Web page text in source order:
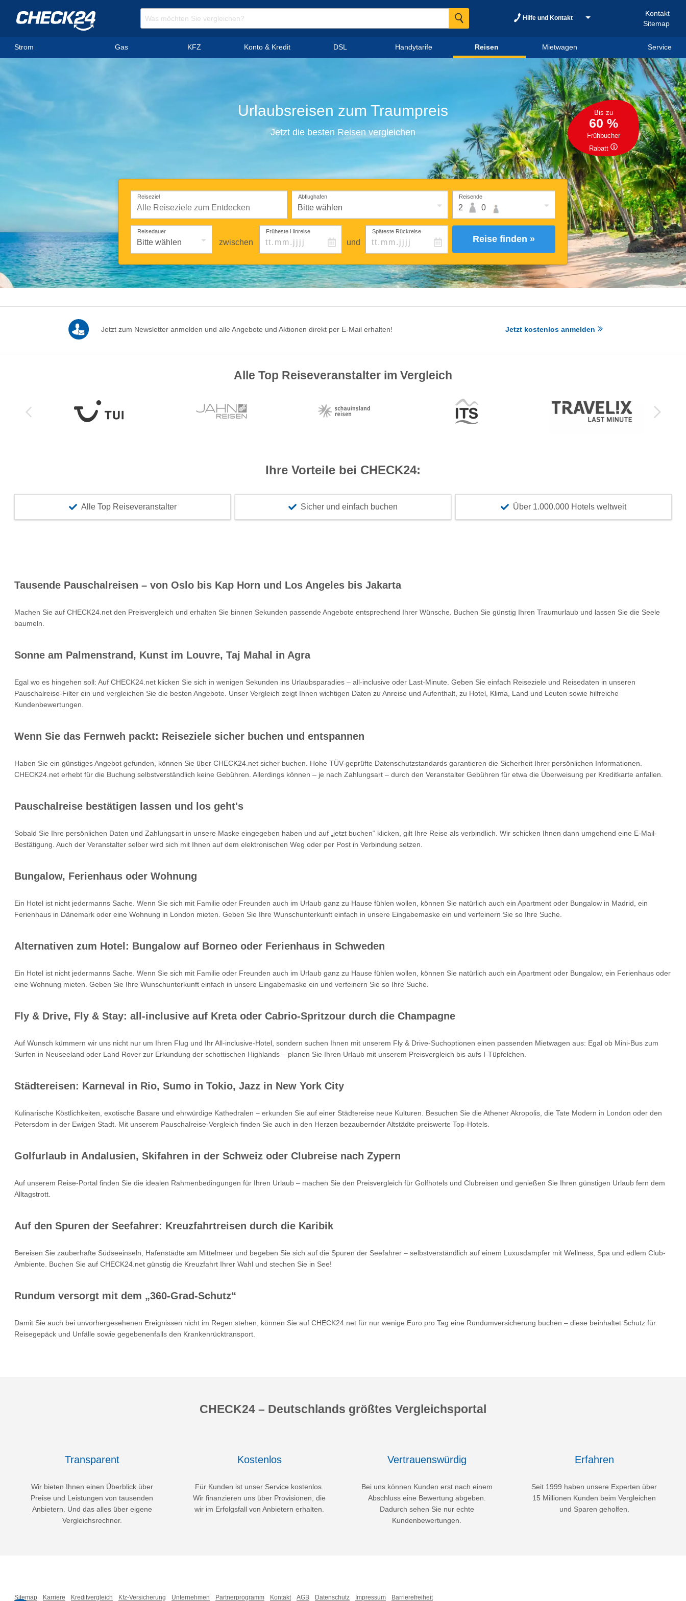
Hilfe und Kontakt
Kontakt
Sitemap
Strom Gas KFZ Konto & Kredit DSL Handytarife Reisen Mietwagen Service
Urlaubsreisen zum Traumpreis
Jetzt die besten Reisen vergleichen
Bis zu
60 %
Frühbucher
Rabatt
Reiseziel Abflughafen Reisende
Reisedauer
zwischen
Früheste Hinreise
und
Späteste Rückreise
Reise finden »
Jetzt zum Newsletter anmelden und alle Angebote und Aktionen direkt per E-Mail erhalten! Jetzt kostenlos anmelden
Alle Top Reiseveranstalter im Vergleich
Ihre Vorteile bei CHECK24:
Alle Top Reiseveranstalter Sicher und einfach buchen Über 1.000.000 Hotels weltweit
Tausende Pauschalreisen – von Oslo bis Kap Horn und Los Angeles bis Jakarta
Machen Sie auf CHECK24.net den Preisvergleich und erhalten Sie binnen Sekunden passende Angebote entsprechend Ihrer Wünsche. Buchen Sie günstig Ihren Traumurlaub und lassen Sie die Seele
baumeln.
Sonne am Palmenstrand, Kunst im Louvre, Taj Mahal in Agra
Egal wo es hingehen soll: Auf CHECK24.net klicken Sie sich in wenigen Sekunden ins Urlaubsparadies – all-inclusive oder Last-Minute. Geben Sie einfach Reiseziele und Reisedaten in unseren
Pauschalreise-Filter ein und vergleichen Sie die besten Angebote. Unser Vergleich zeigt Ihnen wichtigen Daten zu Anreise und Aufenthalt, zu Hotel, Klima, Land und Leuten sowie hilfreiche
Kundenbewertungen.
Wenn Sie das Fernweh packt: Reiseziele sicher buchen und entspannen
Haben Sie ein günstiges Angebot gefunden, können Sie über CHECK24.net sicher buchen. Hohe TÜV-geprüfte Datenschutzstandards garantieren die Sicherheit Ihrer persönlichen Informationen.
CHECK24.net erhebt für die Buchung selbstverständlich keine Gebühren. Allerdings können – je nach Zahlungsart – durch den Veranstalter Gebühren für etwa die Überweisung per Kreditkarte anfallen.
Pauschalreise bestätigen lassen und los geht's
Sobald Sie Ihre persönlichen Daten und Zahlungsart in unsere Maske eingegeben haben und auf „jetzt buchen“ klicken, gilt Ihre Reise als verbindlich. Wir schicken Ihnen dann umgehend eine E-Mail-
Bestätigung. Auch der Veranstalter selber wird sich mit Ihnen auf dem elektronischen Weg oder per Post in Verbindung setzen.
Bungalow, Ferienhaus oder Wohnung
Ein Hotel ist nicht jedermanns Sache. Wenn Sie sich mit Familie oder Freunden auch im Urlaub ganz zu Hause fühlen wollen, können Sie natürlich auch ein Apartment oder Bungalow in Madrid, ein
Ferienhaus in Dänemark oder eine Wohnung in London mieten. Geben Sie Ihre Wunschunterkunft einfach in unsere Eingabemaske ein und verfeinern Sie so Ihre Suche.
Alternativen zum Hotel: Bungalow auf Borneo oder Ferienhaus in Schweden
Ein Hotel ist nicht jedermanns Sache. Wenn Sie sich mit Familie oder Freunden auch im Urlaub ganz zu Hause fühlen wollen, können Sie natürlich auch ein Apartment oder Bungalow, ein Ferienhaus oder
eine Wohnung mieten. Geben Sie Ihre Wunschunterkunft einfach in unsere Eingabemaske ein und verfeinern Sie so Ihre Suche.
Fly & Drive, Fly & Stay: all-inclusive auf Kreta oder Cabrio-Spritzour durch die Champagne
Auf Wunsch kümmern wir uns nicht nur um Ihren Flug und Ihr All-inclusive-Hotel, sondern suchen Ihnen mit unserem Fly & Drive-Suchoptionen einen passenden Mietwagen aus: Egal ob Mini-Bus zum
Surfen in Neuseeland oder Land Rover zur Erkundung der schottischen Highlands – planen Sie Ihren Urlaub mit unserem Preisvergleich bis aufs I-Tüpfelchen.
Städtereisen: Karneval in Rio, Sumo in Tokio, Jazz in New York City
Kulinarische Köstlichkeiten, exotische Basare und ehrwürdige Kathedralen – erkunden Sie auf einer Städtereise neue Kulturen. Besuchen Sie die Athener Akropolis, die Tate Modern in London oder den
Petersdom in der Ewigen Stadt. Mit unserem Pauschalreise-Vergleich finden Sie auch in den Herzen bezaubernder Altstädte preiswerte Top-Hotels.
Golfurlaub in Andalusien, Skifahren in der Schweiz oder Clubreise nach Zypern
Auf unserem Reise-Portal finden Sie die idealen Rahmenbedingungen für Ihren Urlaub – machen Sie den Preisvergleich für Golfhotels und Clubreisen und genießen Sie Ihren günstigen Urlaub fern dem
Alltagstrott.
Auf den Spuren der Seefahrer: Kreuzfahrtreisen durch die Karibik
Bereisen Sie zauberhafte Südseeinseln, Hafenstädte am Mittelmeer und begeben Sie sich auf die Spuren der Seefahrer – selbstverständlich auf einem Luxusdampfer mit Wellness, Spa und edlem Club-
Ambiente. Buchen Sie auf CHECK24.net günstig die Kreuzfahrt Ihrer Wahl und stechen Sie in See!
Rundum versorgt mit dem „360-Grad-Schutz“
Damit Sie auch bei unvorhergesehenen Ereignissen nicht im Regen stehen, können Sie auf CHECK24.net für nur wenige Euro pro Tag eine Rundumversicherung buchen – diese beinhaltet Schutz für
Reisegepäck und Unfälle sowie gegebenenfalls den Krankenrücktransport.
CHECK24 – Deutschlands größtes Vergleichsportal
Transparent
Wir bieten Ihnen einen Überblick über
Preise und Leistungen von tausenden
Anbietern. Und das alles über eigene
Vergleichsrechner.
Kostenlos
Für Kunden ist unser Service kostenlos.
Wir finanzieren uns über Provisionen, die
wir im Erfolgsfall von Anbietern erhalten.
Vertrauenswürdig
Bei uns können Kunden erst nach einem
Abschluss eine Bewertung abgeben.
Dadurch sehen Sie nur echte
Kundenbewertungen.
Erfahren
Seit 1999 haben unsere Experten über
15 Millionen Kunden beim Vergleichen
und Sparen geholfen.
Sitemap Karriere Kreditvergleich Kfz-Versicherung Unternehmen Partnerprogramm Kontakt AGB Datenschutz Impressum Barrierefreiheit